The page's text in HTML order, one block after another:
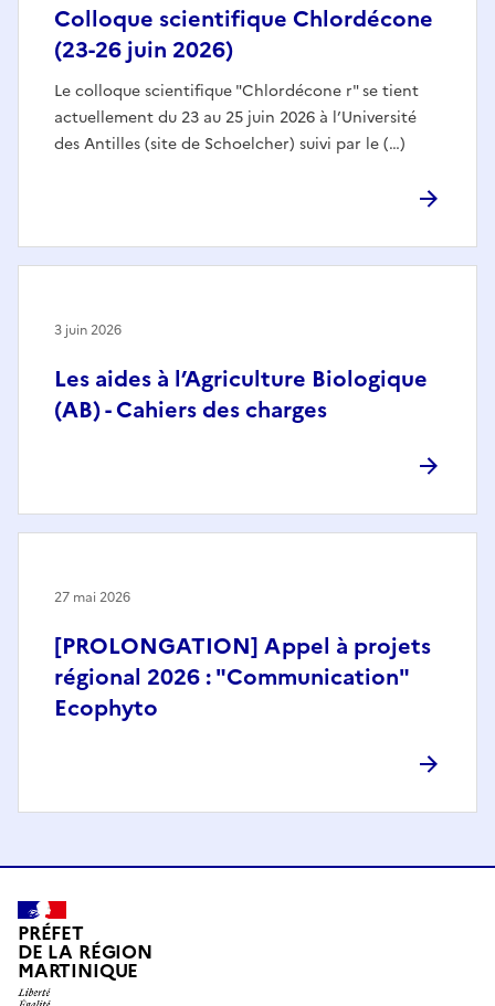
Colloque scientifique Chlordécone
(23-26 juin 2026)
Le colloque scientifique "Chlordécone r" se tient
actuellement du 23 au 25 juin 2026 à l’Université
des Antilles (site de Schoelcher) suivi par le (…)
Les aides à l’Agriculture Biologique
(AB) - Cahiers des charges
3 juin 2026
[PROLONGATION] Appel à projets
régional 2026 : "Communication"
Ecophyto
27 mai 2026
PRÉFET
DE LA RÉGION
MARTINIQUE